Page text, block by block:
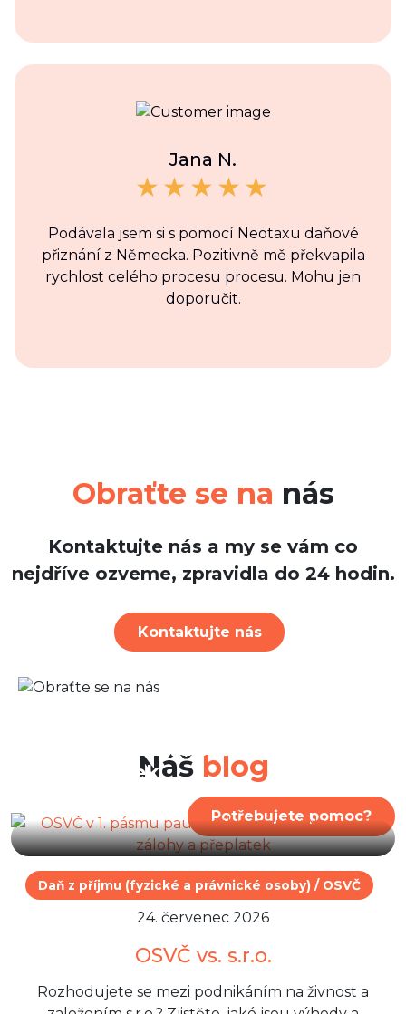
Jana N.
Podávala jsem si s pomocí Neotaxu daňové
přiznání z Německa. Pozitivně mě překvapila
rychlost celého procesu procesu. Mohu jen
doporučit.
Obraťte se na nás
Kontaktujte nás a my se vám co
nejdříve ozveme, zpravidla do 24 hodin.
Kontaktujte nás
Potřebujete pomoc?
Náš blog
30. červenec 2026
režimu: Nová výše zálohy a
přeplatek
Daň z příjmu (fyzické a právnické osoby) / OSVČ
24. červenec 2026
OSVČ vs. s.r.o.
Rozhodujete se mezi podnikáním na živnost a